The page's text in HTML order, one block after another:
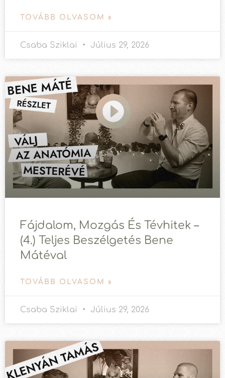
TOVÁBB OLVASOM »
Csaba Sziklai Július 29, 2026
Fájdalom, Mozgás És Tévhitek –
(4.) Teljes Beszélgetés Bene
Mátéval
TOVÁBB OLVASOM »
Csaba Sziklai Július 29, 2026